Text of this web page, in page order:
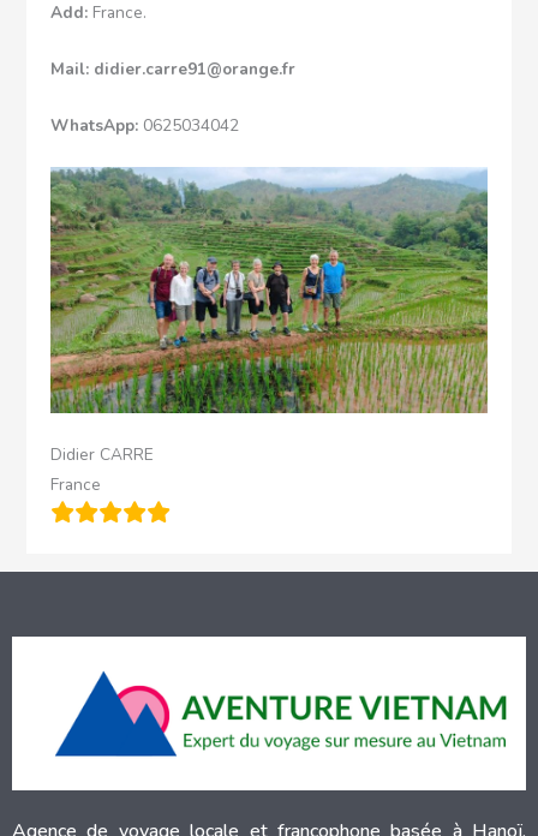
Add: France.
Mail: didier.carre91@orange.fr
WhatsApp: 0625034042
Didier CARRE
France